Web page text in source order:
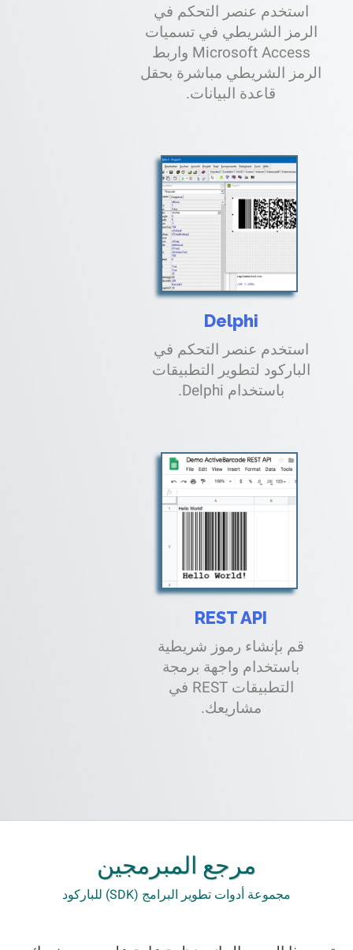
استخدم عنصر التحكم في
الرمز الشريطي في تسميات
Microsoft Access واربط
الرمز الشريطي مباشرة بحقل
قاعدة البيانات.
Delphi
استخدم عنصر التحكم في
الباركود لتطوير التطبيقات
باستخدام Delphi.
REST API
قم بإنشاء رموز شريطية
باستخدام واجهة برمجة
التطبيقات REST في
مشاريعك.
مرجع المبرمجين
مجموعة أدوات تطوير البرامج (SDK) للباركود